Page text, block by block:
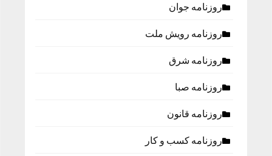
روزنامه جوان
روزنامه رویش ملت
روزنامه شرق
روزنامه صبا
روزنامه قانون
روزنامه كسب و كار